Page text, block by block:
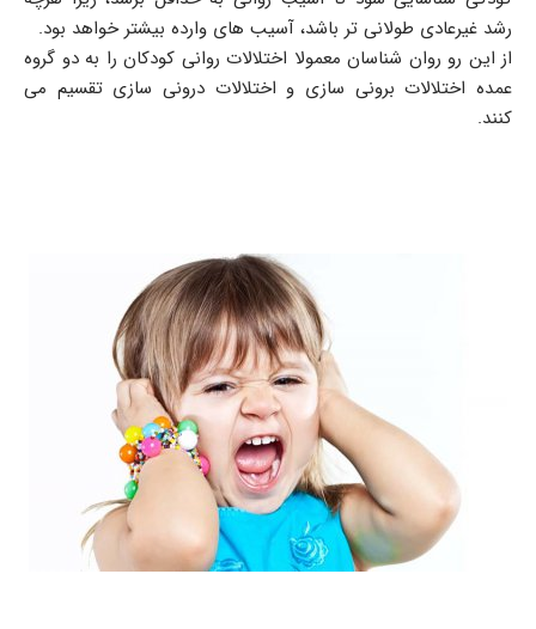
رشد غیرعادی طولانی تر باشد، آسیب های وارده بیشتر خواهد بود.
از این رو روان شناسان معمولا اختلالات روانی کودکان را به دو گروه
عمده اختلالات برونی سازی و اختلالات درونی سازی تقسیم می
کنند.